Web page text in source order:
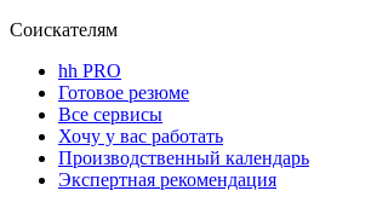
Соискателям
hh PRO
Готовое резюме
Все сервисы
Хочу у вас работать
Производственный календарь
Экспертная рекомендация